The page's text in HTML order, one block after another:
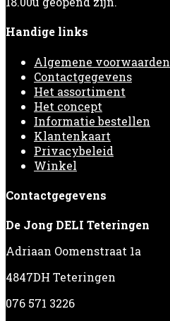
Handige links
Algemene voorwaarden
Contactgegevens
Het assortiment
Het concept
Informatie bestellen
Klantenkaart
Privacybeleid
Winkel
Contactgegevens
De Jong DELI Teteringen
Adriaan Oomenstraat 1a
4847DH Teteringen
076 571 3226